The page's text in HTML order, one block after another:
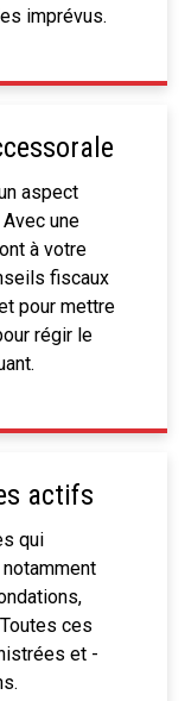
imprévus.
aspect
une
à votre
fiscaux
pour mettre
régir le
actifs
qui
ces
et -